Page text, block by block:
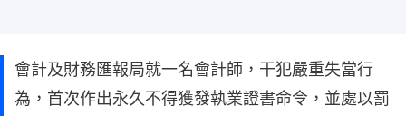
會計及財務匯報局就一名會計師，干犯嚴重失當行
為，首次作出永久不得獲發執業證書命令，並處以罰